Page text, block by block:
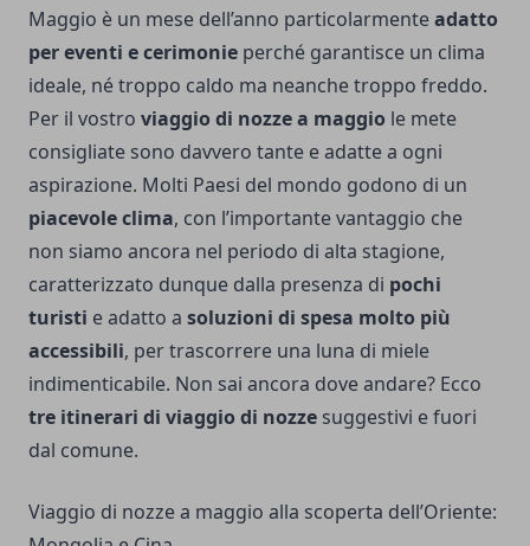
Maggio è un mese dell’anno particolarmenteadatto
per eventi e cerimonie perché garantisce un clima
ideale, né troppo caldo ma neanche troppo freddo.
Per il vostro viaggio di nozze a maggio le mete
consigliate sono davvero tante e adatte a ogni
aspirazione. Molti Paesi del mondo godono di un
piacevole clima, con l’importante vantaggio che
non siamo ancora nel periodo di alta stagione,
caratterizzato dunque dalla presenza di pochi
turisti e adatto a soluzioni di spesa molto più
accessibili, per trascorrere una luna di miele
indimenticabile. Non sai ancora dove andare? Ecco
tre itinerari di viaggio di nozze suggestivi e fuori
dal comune.
Viaggio di nozze a maggio alla scoperta dell’Oriente: